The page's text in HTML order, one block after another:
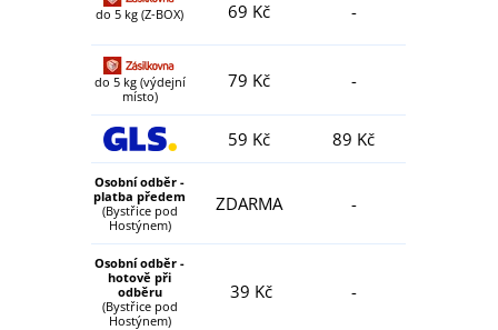
do 5 kg (Z-BOX) 69 Kč -
do 5 kg (výdejní
místo)
79 Kč -
59 Kč 89 Kč
Osobní odběr -
platba předem
(Bystřice pod
Hostýnem)
ZDARMA -
Osobní odběr -
hotově při
odběru
(Bystřice pod
Hostýnem)
39 Kč -